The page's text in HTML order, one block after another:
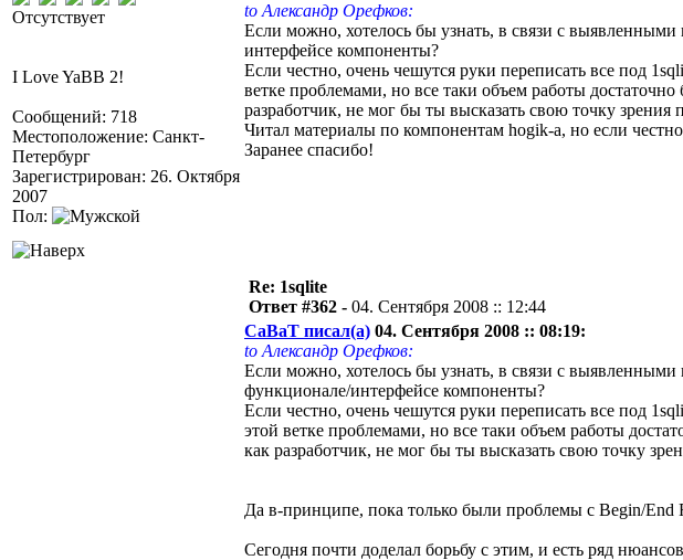
Отсутствует
I Love YaBB 2!
Сообщений: 718
Местоположение: Санкт-
Петербург
Зарегистрирован: 26. Октября
2007
Пол:
to Александр Орефков:
Если можно, хотелось бы узнать, в связи с
интерфейсе компоненты?
Если честно, очень чешутся руки переписать все под
ветке проблемами, но все таки объем работы
разработчик, не мог бы ты высказать свою точку
Читал материалы по компонентам hogik-а, но если
Заранее спасибо!
Re: 1sqlite
Ответ #362 - 04. Сентября 2008 :: 12:44
CaBaT писал(а) 04. Сентября 2008 :: 08:19:
to Александр Орефков:
Если можно, хотелось бы узнать, в связи с
функционале/интерфейсе компоненты?
Если честно, очень чешутся руки переписать все под
этой ветке проблемами, но все таки объем работы
как разработчик, не мог бы ты высказать свою точку
Да в-принципе, пока только были проблемы с Begin/End
Сегодня почти доделал борьбу с этим, и есть ряд